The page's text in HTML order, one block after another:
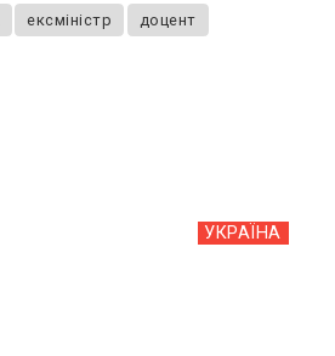
ексміністр
доцент
УКРАЇНА